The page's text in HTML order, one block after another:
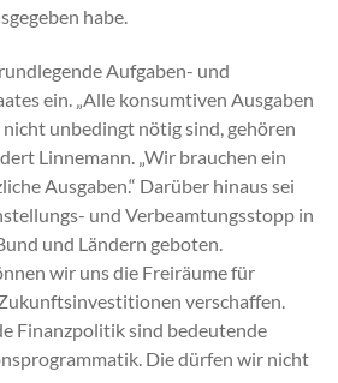
habe.
Aufgaben- und
ein. „Alle konsumtiven Ausgaben
unbedingt nötig sind, gehören
Linnemann. „Wir brauchen ein
Ausgaben.“ Darüber hinaus sei
und Verbeamtungsstopp in
und Ländern geboten.
wir uns die Freiräume für
verschaffen.
Finanzpolitik sind bedeutende
Die dürfen wir nicht